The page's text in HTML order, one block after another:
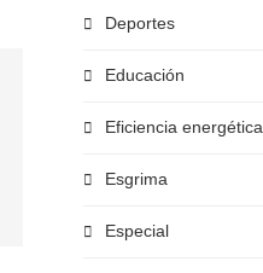
Deportes
Educación
Eficiencia energética
Esgrima
Especial